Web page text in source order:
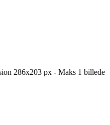
286x203 px - Maks 1 billede